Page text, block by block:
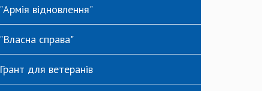
"Армія відновлення"
"Власна справа"
Грант для ветеранів